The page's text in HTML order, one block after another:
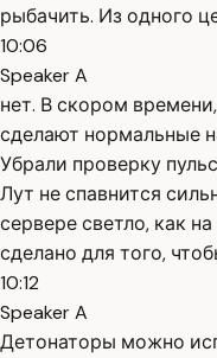
рыбачить. Из одного
10:06
Speaker A
нет. В скором
сделают нормальные
Убрали проверку
Лут не спавнится
сервере светло, как
сделано для того,
10:12
Speaker A
Детонаторы можно